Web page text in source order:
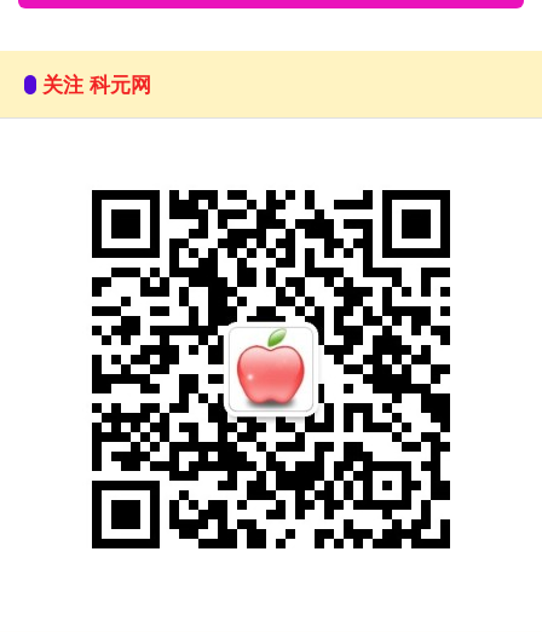
关注 科元网